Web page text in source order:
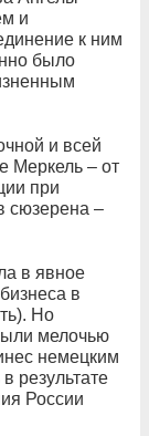
и
к ним
было
и всей
Меркель – от
при
сюзерена –
в явное
в
Но
мелочью
немецким
результате
России